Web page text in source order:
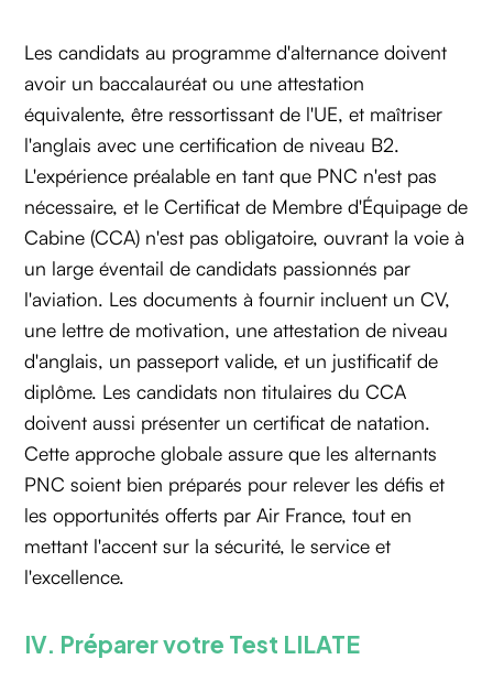
Les candidats au programme d'alternance doivent
avoir un baccalauréat ou une attestation
équivalente, être ressortissant de l'UE, et maîtriser
l'anglais avec une certification de niveau B2.
L'expérience préalable en tant que PNC n'est pas
nécessaire, et le Certificat de Membre d'Équipage de
Cabine (CCA) n'est pas obligatoire, ouvrant la voie à
un large éventail de candidats passionnés par
l'aviation. Les documents à fournir incluent un CV,
une lettre de motivation, une attestation de niveau
d'anglais, un passeport valide, et un justificatif de
diplôme. Les candidats non titulaires du CCA
doivent aussi présenter un certificat de natation.
Cette approche globale assure que les alternants
PNC soient bien préparés pour relever les défis et
les opportunités offerts par Air France, tout en
mettant l'accent sur la sécurité, le service et
l'excellence.
IV. Préparer votre Test LILATE